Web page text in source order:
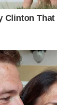
Clinton That